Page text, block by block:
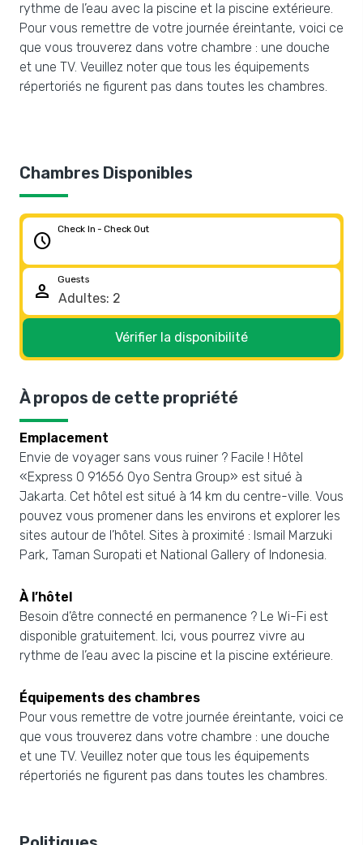
rythme de l’eau avec la piscine et la piscine extérieure.
Pour vous remettre de votre journée éreintante, voici ce
que vous trouverez dans votre chambre : une douche
et une TV. Veuillez noter que tous les équipements
répertoriés ne figurent pas dans toutes les chambres.
Chambres Disponibles
schedule
Check In - Check Out
person
Guests
Vérifier la disponibilité
À propos de cette propriété
Emplacement
Envie de voyager sans vous ruiner ? Facile ! Hôtel
«Express O 91656 Oyo Sentra Group» est situé à
Jakarta. Cet hôtel est situé à 14 km du centre-ville. Vous
pouvez vous promener dans les environs et explorer les
sites autour de l’hôtel. Sites à proximité : Ismail Marzuki
Park, Taman Suropati et National Gallery of Indonesia.
À l’hôtel
Besoin d’être connecté en permanence ? Le Wi-Fi est
disponible gratuitement. Ici, vous pourrez vivre au
rythme de l’eau avec la piscine et la piscine extérieure.
Équipements des chambres
Pour vous remettre de votre journée éreintante, voici ce
que vous trouverez dans votre chambre : une douche
et une TV. Veuillez noter que tous les équipements
répertoriés ne figurent pas dans toutes les chambres.